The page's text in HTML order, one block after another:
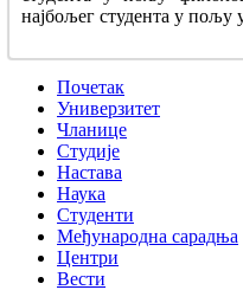
најбољег студента у пољу
Почетак
Универзитет
Чланице
Студије
Настава
Наука
Студенти
Међународна сарадња
Центри
Вести